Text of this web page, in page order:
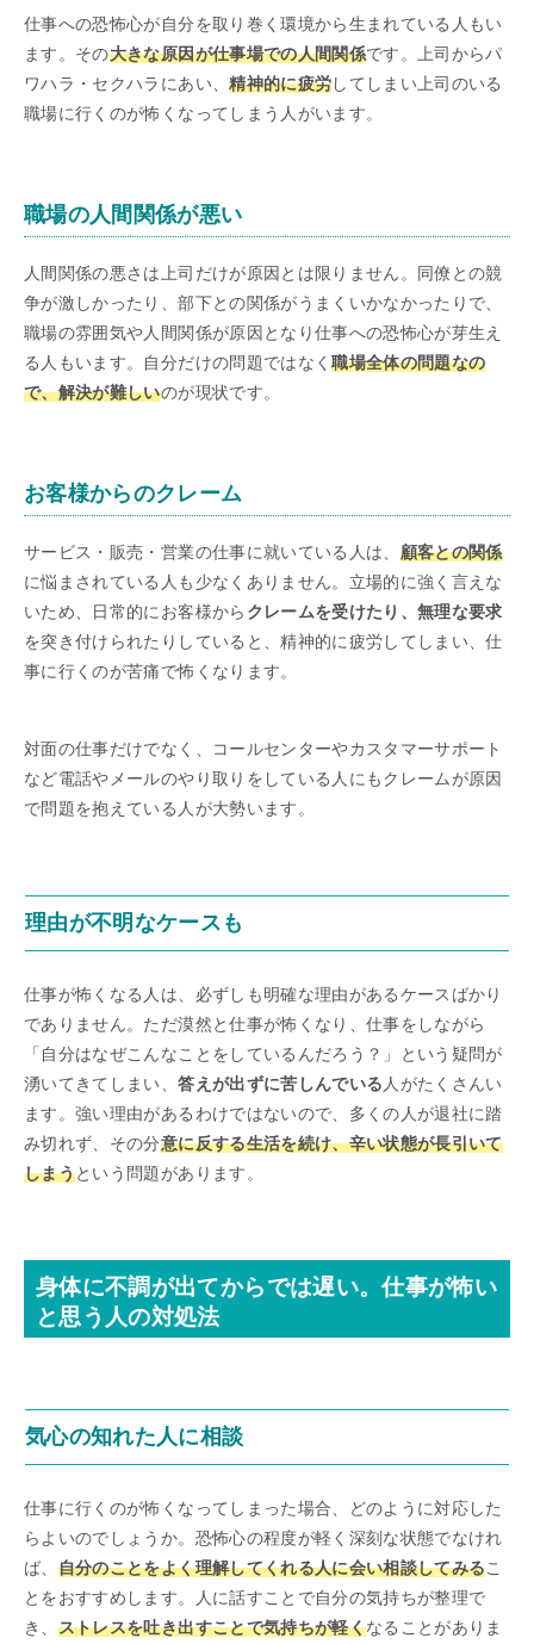
仕事への恐怖心が自分を取り巻く環境から生まれている人もい
ます。その大きな原因が仕事場での人間関係です。上司からパ
ワハラ・セクハラにあい、精神的に疲労してしまい上司のいる
職場に行くのが怖くなってしまう人がいます。
職場の人間関係が悪い
人間関係の悪さは上司だけが原因とは限りません。同僚との競
争が激しかったり、部下との関係がうまくいかなかったりで、
職場の雰囲気や人間関係が原因となり仕事への恐怖心が芽生え
る人もいます。自分だけの問題ではなく職場全体の問題なの
で、解決が難しいのが現状です。
お客様からのクレーム
サービス・販売・営業の仕事に就いている人は、 顧客との関係
に悩まされている人も少なくありません。立場的に強く言えな
いため、日常的にお客様から クレームを受けたり、無理な要求
を突き付けられたりしていると、精神的に疲労してしまい、仕
事に行くのが苦痛で怖くなります。
対面の仕事だけでなく、コールセンターやカスタマーサポート
など電話やメールのやり取りをしている人にもクレームが原因
で問題を抱えている人が大勢います。
理由が不明なケースも
仕事が怖くなる人は、必ずしも明確な理由があるケースばかり
でありません。ただ漠然と仕事が怖くなり、仕事をしながら
「自分はなぜこんなことをしているんだろう？」という疑問が
湧いてきてしまい、答えが出ずに苦しんでいる 人がたくさんい
ます。強い理由があるわけではないので、多くの人が退社に踏
み切れず、その分意に反する生活を続け、辛い状態が長引いて
しまうという問題があります。
身体に不調が出てからでは遅い。仕事が怖い
と思う人の対処法
気心の知れた人に相談
仕事に行くのが怖くなってしまった場合、どのように対応した
らよいのでしょうか。恐怖心の程度が軽く深刻な状態でなけれ
ば、 自分のことをよく理解してくれる人に会い相談してみるこ
とをおすすめします。人に話すことで自分の気持ちが整理で
き、 ストレスを吐き出すことで気持ちが軽くなることがありま